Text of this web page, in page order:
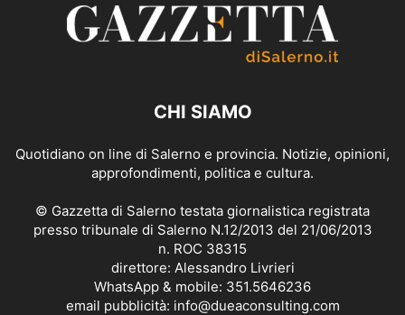
CHI SIAMO
Quotidiano on line di Salerno e provincia. Notizie, opinioni,
approfondimenti, politica e cultura.
© Gazzetta di Salerno testata giornalistica registrata
presso tribunale di Salerno N.12/2013 del 21/06/2013
n. ROC 38315
direttore: Alessandro Livrieri
WhatsApp & mobile: 351.5646236
email pubblicità: info@dueaconsulting.com